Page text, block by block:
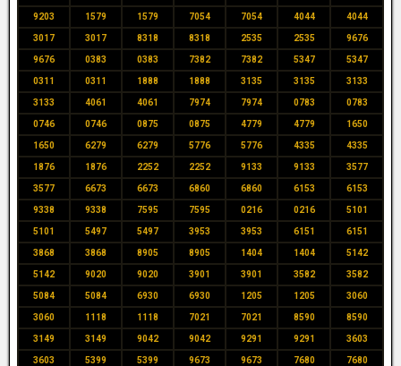
9203 1579 1579 7054 7054 4044 4044
3017 3017 8318 8318 2535 2535 9676
9676 0383 0383 7382 7382 5347 5347
0311 0311 1888 1888 3135 3135 3133
3133 4061 4061 7974 7974 0783 0783
0746 0746 0875 0875 4779 4779 1650
1650 6279 6279 5776 5776 4335 4335
1876 1876 2252 2252 9133 9133 3577
3577 6673 6673 6860 6860 6153 6153
9338 9338 7595 7595 0216 0216 5101
5101 5497 5497 3953 3953 6151 6151
3868 3868 8905 8905 1404 1404 5142
5142 9020 9020 3901 3901 3582 3582
5084 5084 6930 6930 1205 1205 3060
3060 1118 1118 7021 7021 8590 8590
3149 3149 9042 9042 9291 9291 3603
3603 5399 5399 9673 9673 7680 7680